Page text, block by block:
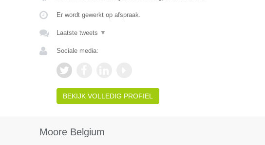
Er wordt gewerkt op afspraak.
Laatste tweets ▼
Sociale media:
BEKIJK VOLLEDIG PROFIEL
Moore Belgium